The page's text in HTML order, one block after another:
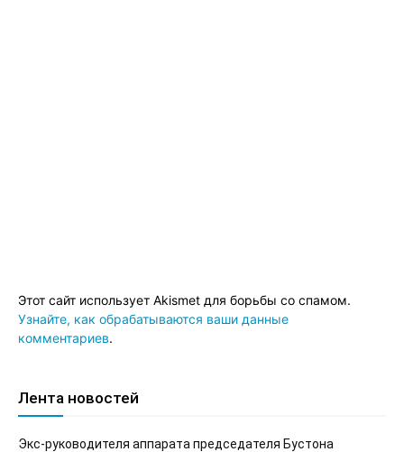
Этот сайт использует Akismet для борьбы со спамом.
Узнайте, как обрабатываются ваши данные
комментариев.
Лента новостей
Экс-руководителя аппарата председателя Бустона